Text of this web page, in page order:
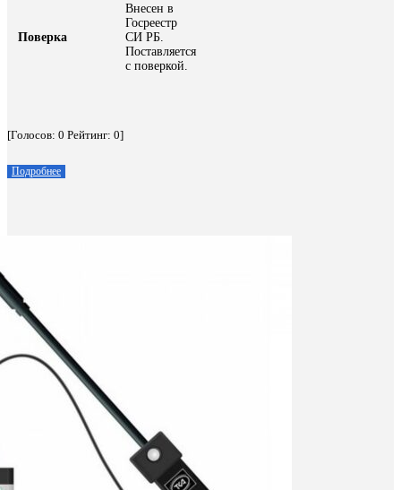
Поверка
Внесен в
Госреестр
СИ РБ.
Поставляется
с поверкой.
[Голосов: 0 Рейтинг: 0]
Подробнее